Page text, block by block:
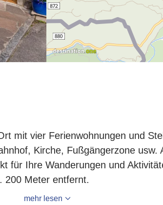
mit vier Ferienwohnungen und
Kirche, Fußgängerzone usw.
für Ihre Wanderungen und
200 Meter entfernt.
mehr lesen